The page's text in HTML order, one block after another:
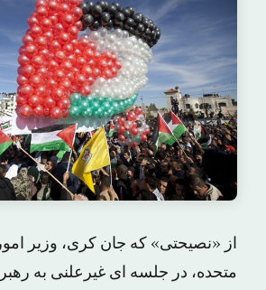
از «نصیحتی» که جان کری، وزیر
متحده، در جلسه ای غیرعلنی به